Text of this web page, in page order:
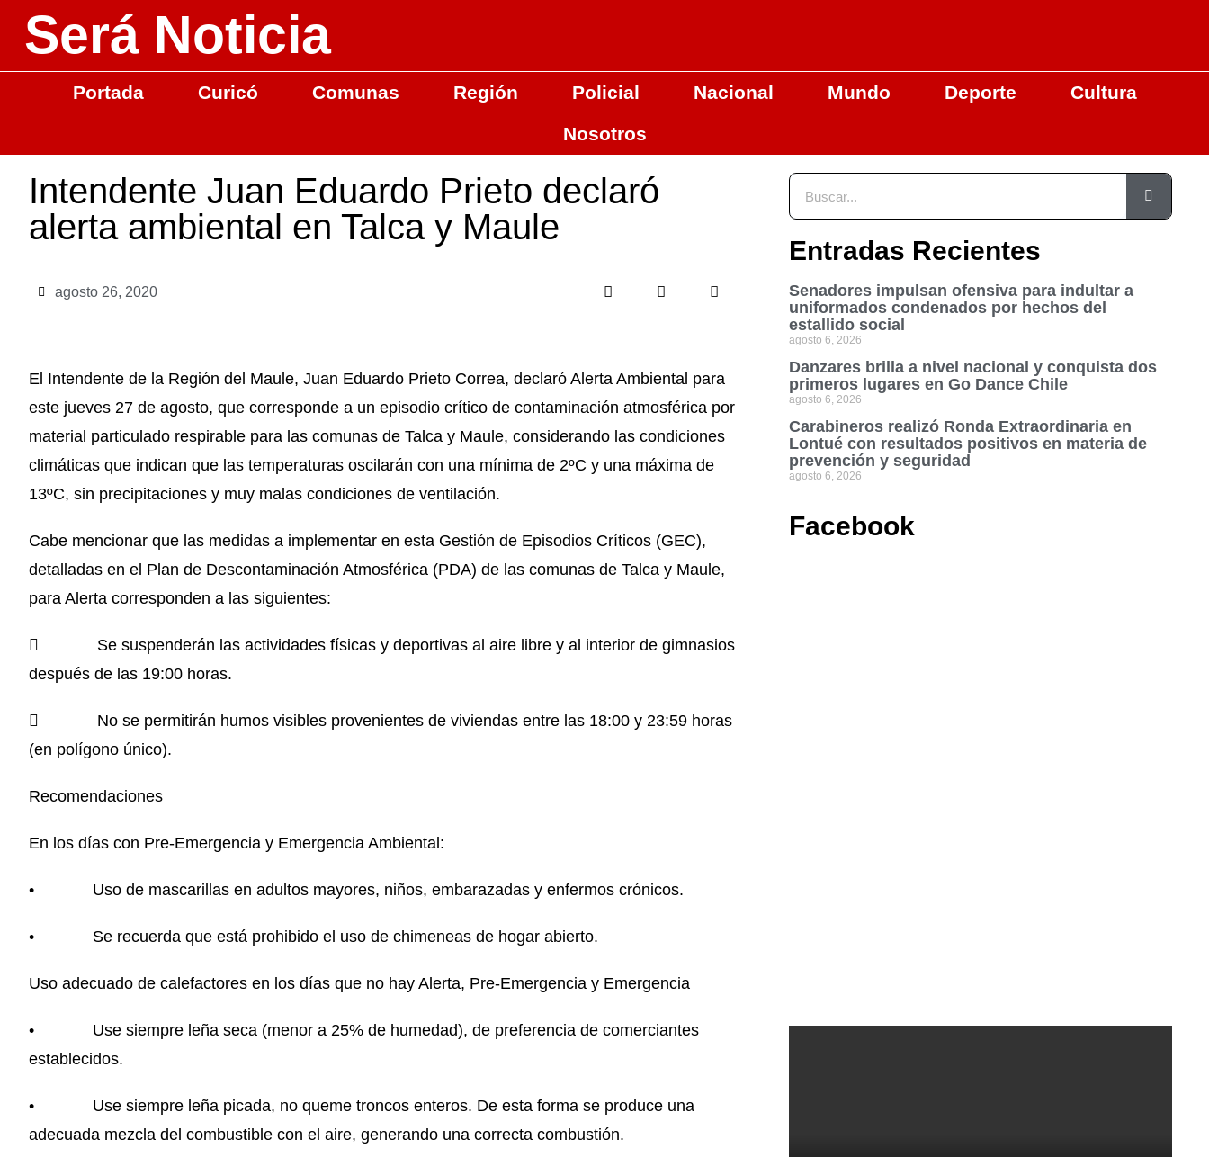
Será Noticia
Portada Curicó Comunas Región Policial Nacional Mundo Deporte
Cultura
Nosotros
Intendente Juan Eduardo Prieto declaró
alerta ambiental en Talca y Maule
agosto 26, 2020
El Intendente de la Región del Maule, Juan Eduardo Prieto Correa, declaró Alerta Ambiental para
este jueves 27 de agosto, que corresponde a un episodio crítico de contaminación atmosférica por
material particulado respirable para las comunas de Talca y Maule, considerando las condiciones
climáticas que indican que las temperaturas oscilarán con una mínima de 2ºC y una máxima de
13ºC, sin precipitaciones y muy malas condiciones de ventilación.
Cabe mencionar que las medidas a implementar en esta Gestión de Episodios Críticos (GEC),
detalladas en el Plan de Descontaminación Atmosférica (PDA) de las comunas de Talca y Maule,
para Alerta corresponden a las siguientes:
 Se suspenderán las actividades físicas y deportivas al aire libre y al interior de gimnasios
después de las 19:00 horas.
 No se permitirán humos visibles provenientes de viviendas entre las 18:00 y 23:59 horas
(en polígono único).
Recomendaciones
En los días con Pre-Emergencia y Emergencia Ambiental:
• Uso de mascarillas en adultos mayores, niños, embarazadas y enfermos crónicos.
• Se recuerda que está prohibido el uso de chimeneas de hogar abierto.
Uso adecuado de calefactores en los días que no hay Alerta, Pre-Emergencia y Emergencia
• Use siempre leña seca (menor a 25% de humedad), de preferencia de comerciantes
establecidos.
• Use siempre leña picada, no queme troncos enteros. De esta forma se produce una
adecuada mezcla del combustible con el aire, generando una correcta combustión.
Entradas Recientes
Senadores impulsan ofensiva para indultar a
uniformados condenados por hechos del
estallido social
agosto 6, 2026
Danzares brilla a nivel nacional y conquista dos
primeros lugares en Go Dance Chile
agosto 6, 2026
Carabineros realizó Ronda Extraordinaria en
Lontué con resultados positivos en materia de
prevención y seguridad
agosto 6, 2026
Facebook